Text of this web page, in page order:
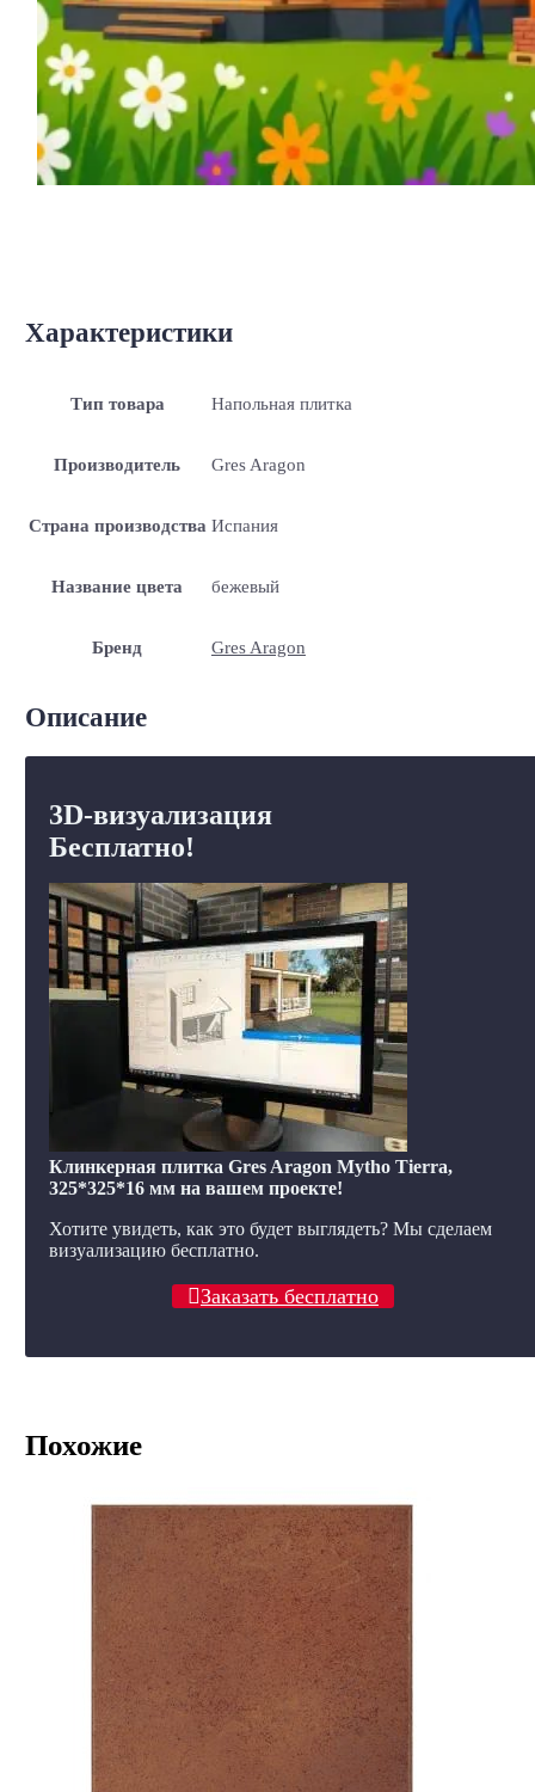
Характеристики
Тип товара Напольная плитка
Производитель Gres Aragon
Страна производства Испания
Название цвета бежевый
Бренд Gres Aragon
Описание
3D-визуализация
Бесплатно!
Клинкерная плитка Gres Aragon Mytho Tierra,
325*325*16 мм на вашем проекте!
Хотите увидеть, как это будет выглядеть? Мы сделаем
визуализацию бесплатно.
Заказать бесплатно
Похожие